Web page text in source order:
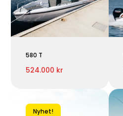
580 T
524.000 kr
Nyhet!